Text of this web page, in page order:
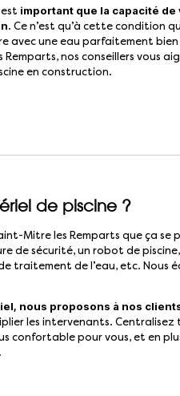
important que la capacité
. Ce n’est qu’à cette condition
avec une eau parfaitement bien
nos conseillers vous
en construction.
de piscine ?
Mitre les Remparts que ça se
de sécurité, un robot de
traitement de l’eau, etc. Nous
nous proposons à nos
les intervenants. Centralisez
confortable pour vous, et en